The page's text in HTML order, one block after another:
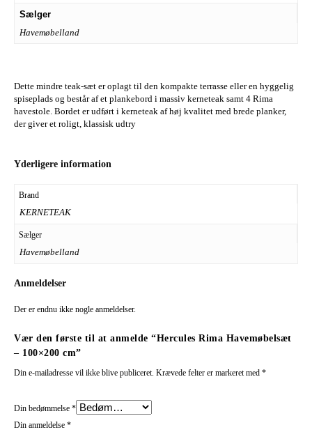
Sælger
Havemøbelland
Dette mindre teak-sæt er oplagt til den kompakte terrasse eller en hyggelig
spiseplads og består af et plankebord i massiv kerneteak samt 4 Rima
havestole. Bordet er udført i kerneteak af høj kvalitet med brede planker,
der giver et roligt, klassisk udtry
Yderligere information
Brand
KERNETEAK
Sælger
Havemøbelland
Anmeldelser
Der er endnu ikke nogle anmeldelser.
Vær den første til at anmelde “Hercules Rima Havemøbelsæt
– 100×200 cm”
Din e-mailadresse vil ikke blive publiceret. Krævede felter er markeret med *
Din bedømmelse *
Din anmeldelse *